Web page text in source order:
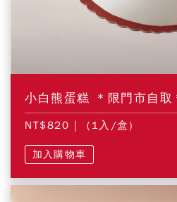
小白熊蛋糕 ＊限門市自取
NT$820 | (1入/盒)
加入購物車